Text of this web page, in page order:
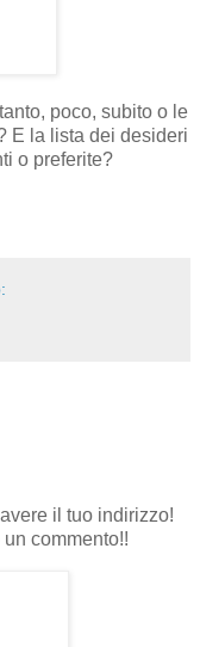
poco, subito o le
E la lista dei desideri
o preferite?
il tuo indirizzo!
commento!!